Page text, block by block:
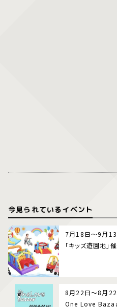
今見られているイベント
7月18日～9月
「キッズ遊園地」
8月22日～8月
One Love